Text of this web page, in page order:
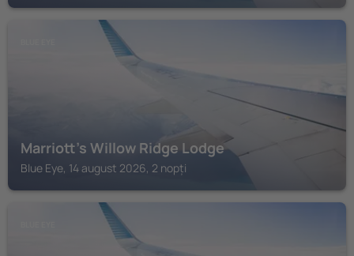
Marriott's Willow Ridge Lodge
Blue Eye, 14 august 2026, 2 nopți